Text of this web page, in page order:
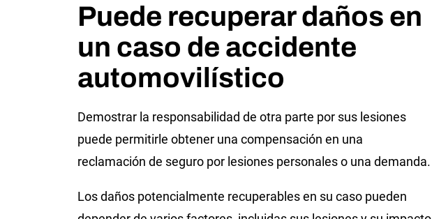
Puede recuperar daños en
un caso de accidente
automovilístico
Demostrar la responsabilidad de otra parte por sus lesiones
puede permitirle obtener una compensación en una
reclamación de seguro por lesiones personales o una demanda.
Los daños potencialmente recuperables en su caso pueden